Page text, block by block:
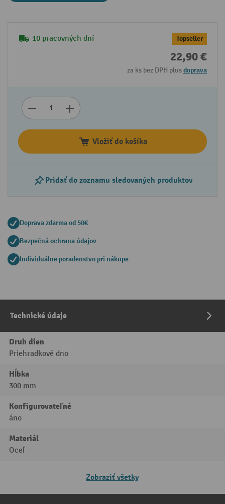
10 pracovných dní Topseller
22,90 €
za ks bez DPH plusdoprava
Vložiť do košíka
Pridať do zoznamu sledovaných produktov
Doprava zdarma od 50€
Bezpečná ochrana údajov
Individuálne poradenstvo pri nákupe
Technické údaje
Druh dien
Priehradkové dno
Hĺbka
300 mm
Konfigurovateľné
áno
Materiál
Oceľ
Zobraziť všetky